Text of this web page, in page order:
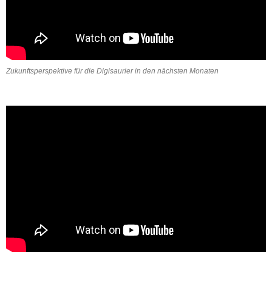
Zukunftsperspektive für die Digisaurier in den nächsten Monaten